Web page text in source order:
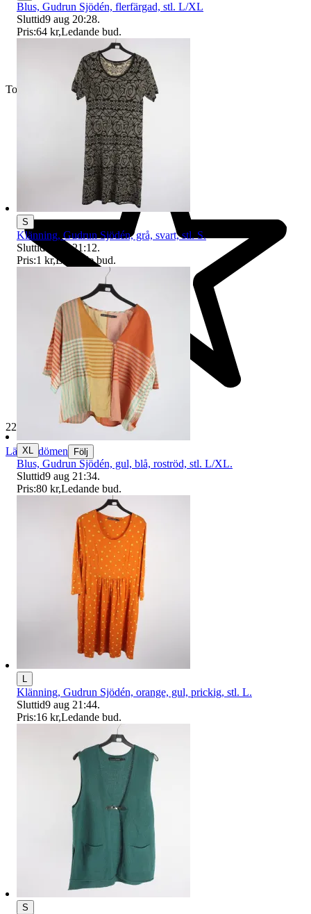
Toppsäljare
229 348 omdömen
Läs omdömen Följ
Blus, Gudrun Sjödén, flerfärgad, stl. L/XL
Sluttid9 aug 20:28.
Pris:64 kr,Ledande bud.
S
Klänning, Gudrun Sjödén, grå, svart, stl. S.
Sluttid 9 aug 21:12.
Pris:1 kr,Ledande bud.
XL
Blus, Gudrun Sjödén, gul, blå, roströd, stl. L/XL.
Sluttid9 aug 21:34.
Pris:80 kr,Ledande bud.
L
Klänning, Gudrun Sjödén, orange, gul, prickig, stl. L.
Sluttid9 aug 21:44.
Pris:16 kr,Ledande bud.
S